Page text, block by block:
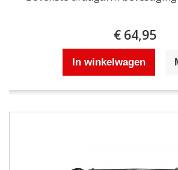
€ 64,95
In winkelwagen